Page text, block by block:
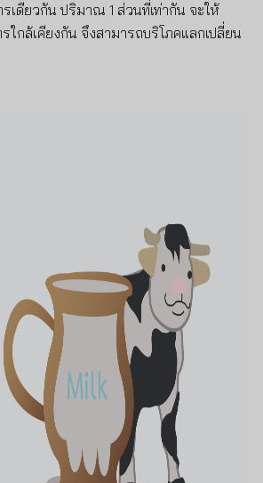
เดียวกัน ปริมาณ 1 ส่วนที่เท่ากัน จะให้
ใกล้เคียงกัน จึงสามารถบริโภคแลกเปลี่ยน